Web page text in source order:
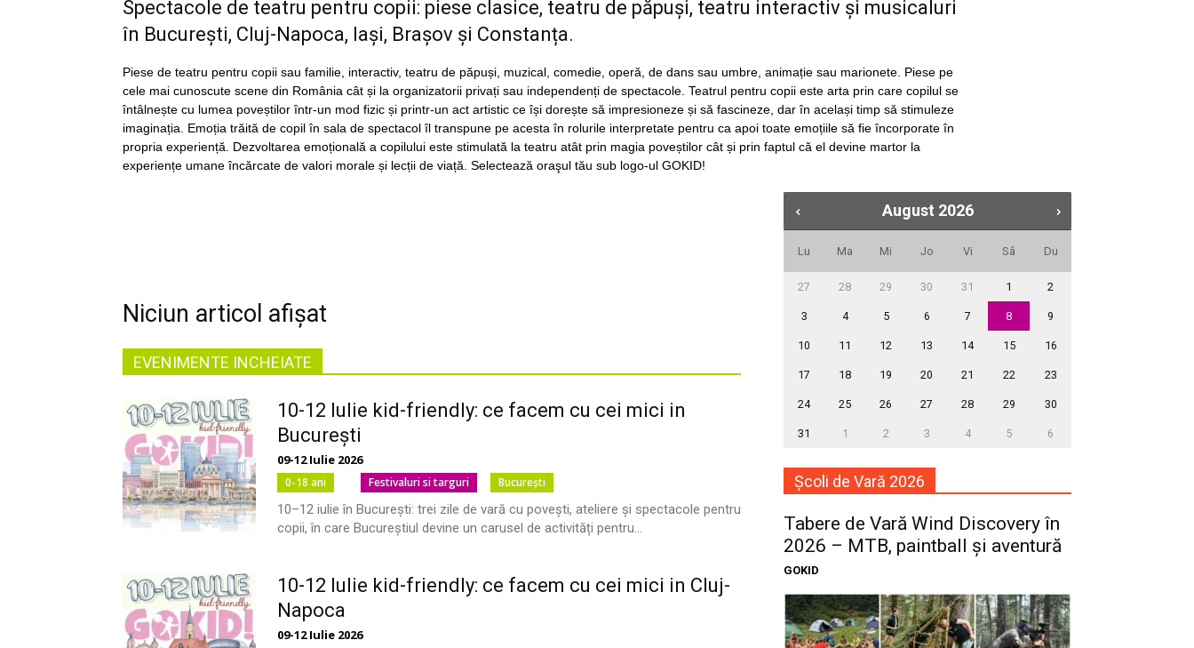
Spectacole de teatru pentru copii: piese clasice, teatru de păpuși, teatru interactiv și musicaluri
în București, Cluj-Napoca, Iași, Brașov și Constanța.
Piese de teatru pentru copii sau familie, interactiv, teatru de păpuși, muzical, comedie, operă, de dans sau umbre, animație sau marionete. Piese pe
cele mai cunoscute scene din România cât și la organizatorii privați sau independenți de spectacole. Teatrul pentru copii este arta prin care copilul se
întâlnește cu lumea poveștilor într-un mod fizic și printr-un act artistic ce își dorește să impresioneze și să fascineze, dar în același timp să stimuleze
imaginația. Emoția trăită de copil în sala de spectacol îl transpune pe acesta în rolurile interpretate pentru ca apoi toate emoțiile să fie încorporate în
propria experiență. Dezvoltarea emoțională a copilului este stimulată la teatru atât prin magia poveștilor cât și prin faptul că el devine martor la
experiențe umane încărcate de valori morale și lecții de viață. Selectează oraşul tău sub logo-ul GOKID!
Niciun articol afișat
EVENIMENTE INCHEIATE
10-12 Iulie kid-friendly: ce facem cu cei mici in
București
09-12 Iulie 2026
0-18 ani Festivaluri si targuri București
10–12 iulie în București: trei zile de vară cu povești, ateliere și spectacole pentru
copii, în care Bucureștiul devine un carusel de activități pentru...
10-12 Iulie kid-friendly: ce facem cu cei mici in Cluj-
Napoca
09-12 Iulie 2026
August 2026
Lu Ma Mi Jo Vi Sâ Du
27 28 29 30 31 1 2
3 4 5 6 7 8 9
10 11 12 13 14 15 16
17 18 19 20 21 22 23
24 25 26 27 28 29 30
31 1 2 3 4 5 6
Școli de Vară 2026
Tabere de Vară Wind Discovery în
2026 – MTB, paintball și aventură
GOKID